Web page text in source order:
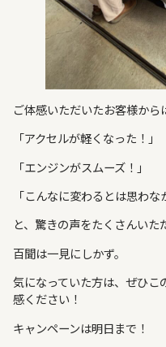
ご体感いただいたお客様から
「アクセルが軽くなった！」
「エンジンがスムーズ！」
「こんなに変わるとは思わな
と、驚きの声をたくさんいた
百聞は一見にしかず。
気になっていた方は、ぜひ
感ください！
キャンペーンは明日まで！